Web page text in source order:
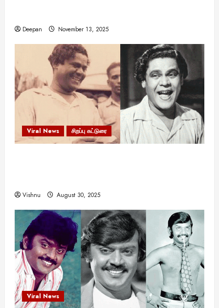
Deepan November 13, 2025
Viral News சிறப்பு கட்டுரை
Vishnu August 30, 2025
Viral News